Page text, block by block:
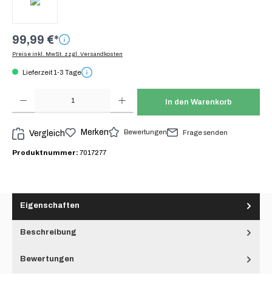
99,99 €*
Preise inkl. MwSt. zzgl. Versandkosten
Lieferzeit 1-3 Tage
In den Warenkorb
Vergleich Merken Bewertungen Frage senden
Produktnummer: 7017277
Eigenschaften
Beschreibung
Bewertungen